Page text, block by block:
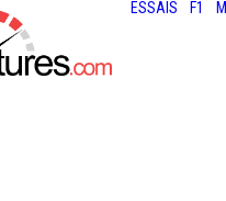
ESSAIS F1